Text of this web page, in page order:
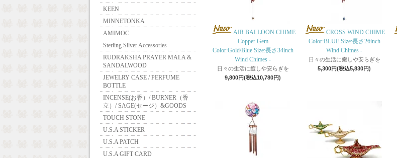
KEEN
MINNETONKA
AMIMOC
Sterling Silver Accessories
RUDRAKSHA PRAYER MALA &
SANDALWOOD
JEWELRY CASE / PERFUME
BOTTLE
INCENSE(お香）/ BURNER（香
立）/ SAGE(セージ）&GOODS
TOUCH STONE
U.S.A STICKER
U.S.A PATCH
U.S.A GIFT CARD
AIR BALLOON CHIME
Copper Gem
Color:Gold/Blue Size:長さ34inch
Wind Chimes -
日々の生活に癒しや安らぎを
9,800円(税込10,780円)
CROSS WIND CHIME
Color:BLUE Size:長さ26inch
Wind Chimes -
日々の生活に癒しや安らぎを
5,300円(税込5,830円)